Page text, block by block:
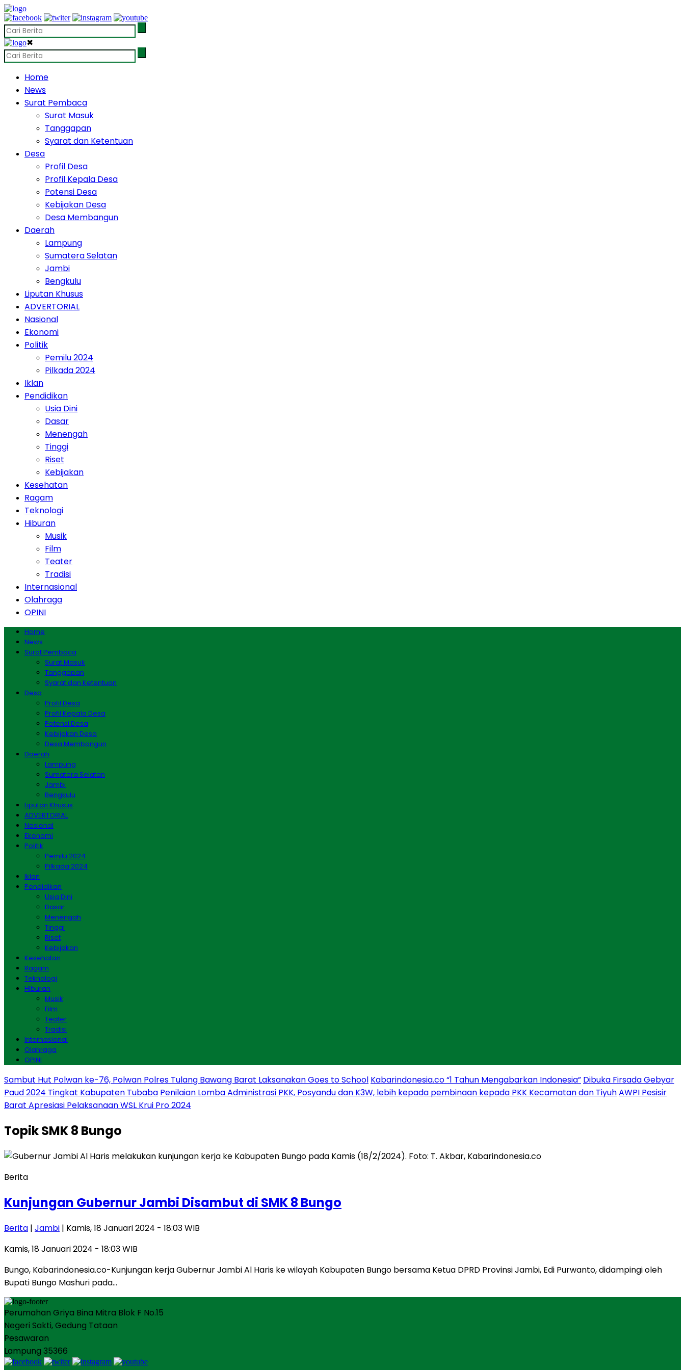
✖
Home
News
Surat Pembaca
Surat Masuk
Tanggapan
Syarat dan Ketentuan
Desa
Profil Desa
Profil Kepala Desa
Potensi Desa
Kebijakan Desa
Desa Membangun
Daerah
Lampung
Sumatera Selatan
Jambi
Bengkulu
Liputan Khusus
ADVERTORIAL
Nasional
Ekonomi
Politik
Pemilu 2024
Pilkada 2024
Iklan
Pendidikan
Usia Dini
Dasar
Menengah
Tinggi
Riset
Kebijakan
Kesehatan
Ragam
Teknologi
Hiburan
Musik
Film
Teater
Tradisi
Internasional
Olahraga
OPINI
Home
News
Surat Pembaca
Surat Masuk
Tanggapan
Syarat dan Ketentuan
Desa
Profil Desa
Profil Kepala Desa
Potensi Desa
Kebijakan Desa
Desa Membangun
Daerah
Lampung
Sumatera Selatan
Jambi
Bengkulu
Liputan Khusus
ADVERTORIAL
Nasional
Ekonomi
Politik
Pemilu 2024
Pilkada 2024
Iklan
Pendidikan
Usia Dini
Dasar
Menengah
Tinggi
Riset
Kebijakan
Kesehatan
Ragam
Teknologi
Hiburan
Musik
Film
Teater
Tradisi
Internasional
Olahraga
OPINI
Sambut Hut Polwan ke-76, Polwan Polres Tulang Bawang Barat Laksanakan Goes to School Kabarindonesia.co “1 Tahun Mengabarkan Indonesia” Dibuka Firsada Gebyar
Paud 2024 Tingkat Kabupaten Tubaba Penilaian Lomba Administrasi PKK, Posyandu dan K3W, lebih kepada pembinaan kepada PKK Kecamatan dan TiyuhAWPI Pesisir
Barat Apresiasi Pelaksanaan WSL Krui Pro 2024
TopikSMK 8 Bungo
Berita
Kunjungan Gubernur Jambi Disambut di SMK 8 Bungo
Berita | Jambi | Kamis, 18 Januari 2024 - 18:03 WIB
Kamis, 18 Januari 2024 - 18:03 WIB
Bungo, Kabarindonesia.co-Kunjungan kerja Gubernur Jambi Al Haris ke wilayah Kabupaten Bungo bersama Ketua DPRD Provinsi Jambi, Edi Purwanto, didampingi oleh
Bupati Bungo Mashuri pada…
Perumahan Griya Bina Mitra Blok F No.15
Negeri Sakti, Gedung Tataan
Pesawaran
Lampung 35366